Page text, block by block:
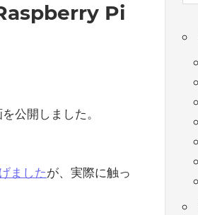
Pi
公開しました。
ましたが、実際に触っ